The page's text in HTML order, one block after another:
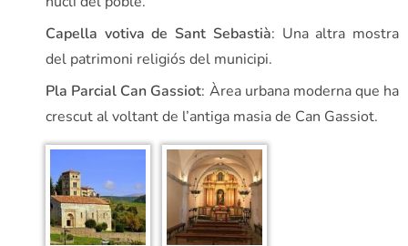
Capella votiva de Sant Sebastià: Una altra mostra
del patrimoni religiós del municipi.
Pla Parcial Can Gassiot: Àrea urbana moderna que ha
crescut al voltant de l’antiga masia de Can Gassiot.